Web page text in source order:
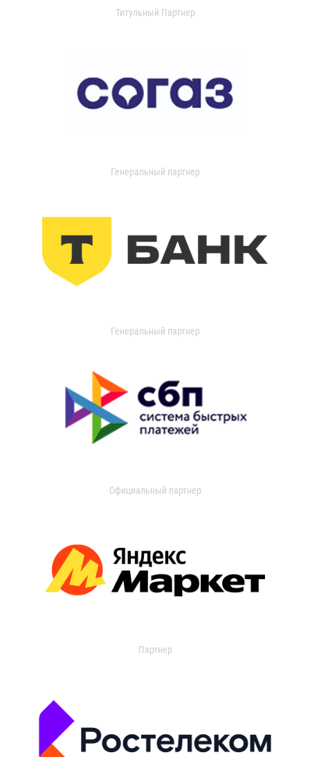
Титульный Партнер
Генеральный партнер
Генеральный партнер
Официальный партнер
Партнер